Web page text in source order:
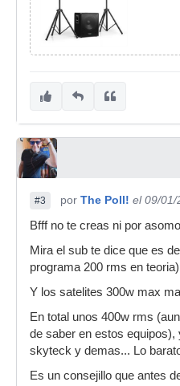
#3 por The Poll! el 09/01/
Bfff no te creas ni por
Mira el sub te dice que es
programa 200 rms en teoria)
Y los satelites 300w max
En total unos 400w rms
de saber en estos
skyteck y demas... Lo
Es un consejillo que antes